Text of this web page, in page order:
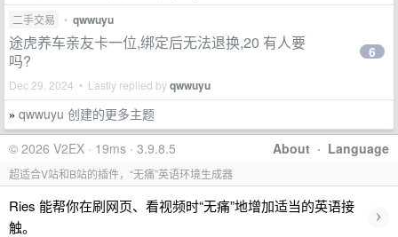
二手交易 • qwwuyu
途虎养车亲友卡一位,绑定后无法退换,20 有人要
吗?
Dec 29, 2024 • Lastly replied byqwwuyu
6
» qwwuyu 创建的更多主题
About · Language
© 2026 V2EX · 19ms · 3.9.8.5
超适合V站和B站的插件，“无痛”英语环境生成器
Ries 能帮你在刷网页、看视频时“无痛”地增加适当的英语接
触。
›